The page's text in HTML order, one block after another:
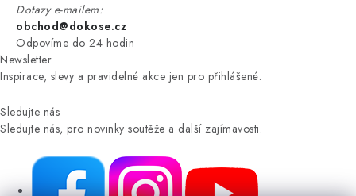
Dotazy e-mailem:
obchod@dokose.cz
Odpovíme do 24 hodin
Newsletter
Inspirace, slevy a pravidelné akce jen pro přihlášené.
Sledujte nás
Sledujte nás, pro novinky soutěže a další zajímavosti.